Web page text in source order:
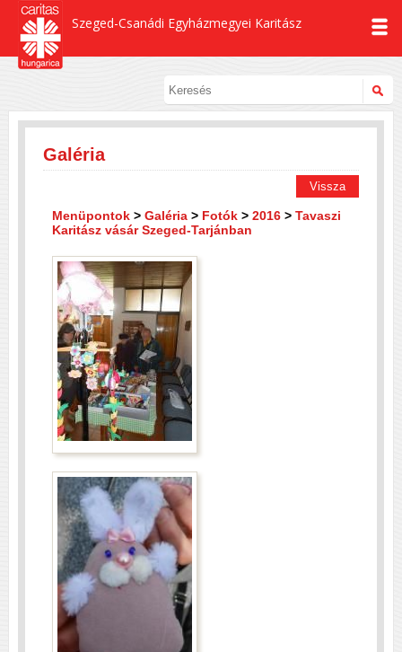
Szeged-Csanádi Egyházmegyei Karitász
Galéria
Vissza
Menüpontok > Galéria > Fotók > 2016 > Tavaszi
Karitász vásár Szeged-Tarjánban